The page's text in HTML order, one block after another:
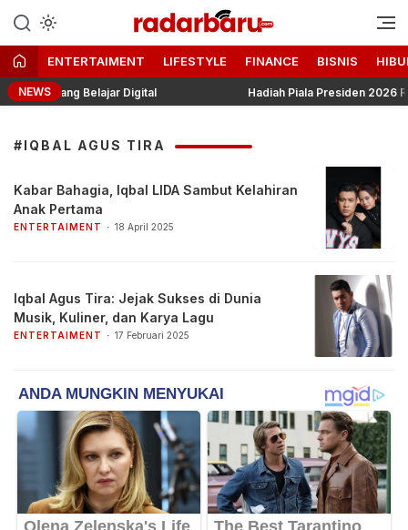
radarbaru.com
Informasi Berita Terbaru dan
Terkini Hari Ini
ENTERTAIMENT LIFESTYLE FINANCE BISNIS
NEWS
Ruang Belajar Digital Hadiah Piala Presiden 2026
#IQBAL AGUS TIRA
Kabar Bahagia, Iqbal LIDA Sambut Kelahiran
Anak Pertama
ENTERTAIMENT 18 April 2025
Iqbal Agus Tira: Jejak Sukses di Dunia
Musik, Kuliner, dan Karya Lagu
ENTERTAIMENT 17 Februari 2025